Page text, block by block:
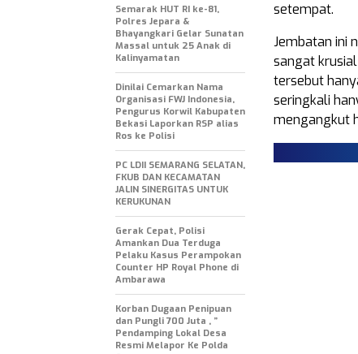
setempat.
Jembatan ini
sangat
tersebut
seringkali
mengangkut
Semarak HUT RI ke-81,
Polres Jepara &
Bhayangkari Gelar Sunatan
Massal untuk 25 Anak di
Kalinyamatan
Dinilai Cemarkan Nama
Organisasi FWJ Indonesia,
Pengurus Korwil Kabupaten
Bekasi Laporkan RSP alias
Ros ke Polisi
PC LDII SEMARANG SELATAN,
FKUB DAN KECAMATAN
JALIN SINERGITAS UNTUK
KERUKUNAN
Gerak Cepat, Polisi
Amankan Dua Terduga
Pelaku Kasus Perampokan
Counter HP Royal Phone di
Ambarawa
Korban Dugaan Penipuan
dan Pungli 700 Juta , ”
Pendamping Lokal Desa
Resmi Melapor Ke Polda